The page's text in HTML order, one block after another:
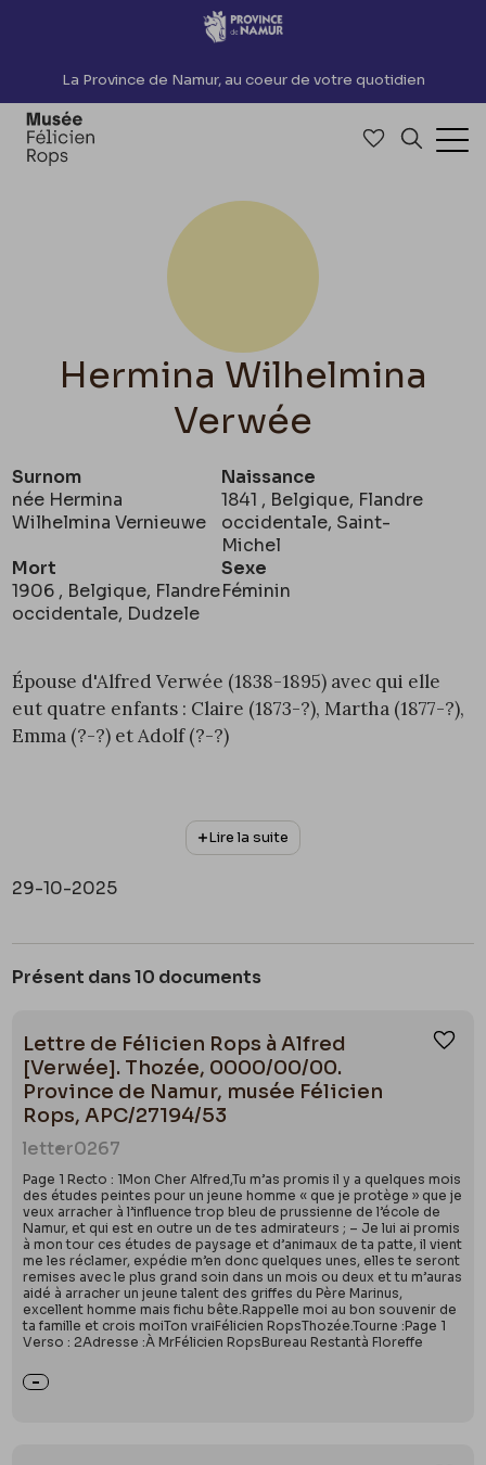
Accèder directement au contenu
La Province de Namur, au coeur de votre quotidien
Accéder à
Hermina Wilhelmina
Verwée
Surnom
née Hermina
Wilhelmina Vernieuwe
Naissance
1841 , Belgique, Flandre
occidentale, Saint-
Michel
Mort
1906 , Belgique, Flandre
occidentale, Dudzele
Sexe
Féminin
Épouse d'Alfred Verwée (1838-1895) avec qui elle
eut quatre enfants : Claire (1873-?), Martha (1877-?),
Emma (?-?) et Adolf (?-?)
Lire la suite
29-10-2025
Présent dans 10 documents
Lettre de Félicien Rops à Alfred
[Verwée]. Thozée, 0000/00/00.
Province de Namur, musée Félicien
Rops, APC/27194/53
letter0267
Page 1 Recto : 1Mon Cher Alfred,Tu m’as promis il y a quelques mois
des études peintes pour un jeune homme « que je protège » que je
veux arracher à l’influence trop bleu de prussienne de l’école de
Namur, et qui est en outre un de tes admirateurs ; – Je lui ai promis
à mon tour ces études de paysage et d’animaux de ta patte, il vient
me les réclamer, expédie m’en donc quelques unes, elles te seront
remises avec le plus grand soin dans un mois ou deux et tu m’auras
aidé à arracher un jeune talent des griffes du Père Marinus,
excellent homme mais fichu bête.Rappelle moi au bon souvenir de
ta famille et crois moiTon vraiFélicien RopsThozée.Tourne :Page 1
Verso : 2Adresse :À MrFélicien RopsBureau Restantà Floreffe